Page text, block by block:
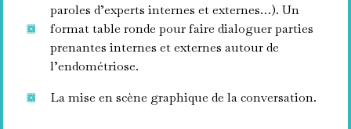
paroles d’experts internes et externes…). Un
format table ronde pour faire dialoguer parties
prenantes internes et externes autour de
l’endométriose.
La mise en scène graphique de la conversation.